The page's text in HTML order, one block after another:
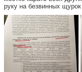
руку на безвинных